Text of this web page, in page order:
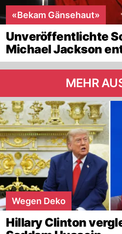
«Bekam Gänsehaut»
Unveröffentlichte
Michael Jackson
MEHR
Wegen Deko
Hillary Clinton